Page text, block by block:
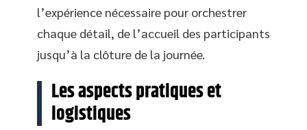
l’expérience nécessaire pour orchestrer
chaque détail, de l’accueil des participants
jusqu’à la clôture de la journée.
Les aspects pratiques et
logistiques